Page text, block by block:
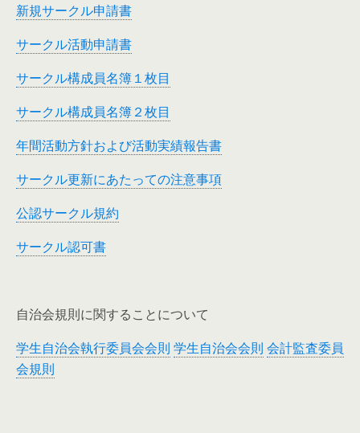
新規サークル申請書
サークル活動申請書
サークル構成員名簿１枚目
サークル構成員名簿２枚目
年間活動方針および活動実績報告書
サークル更新にあたっての注意事項
公認サークル規約
サークル認可書
自治会規則に関することについて
学生自治会執行委員会会則 学生自治会会則 会計監査委員
会規則